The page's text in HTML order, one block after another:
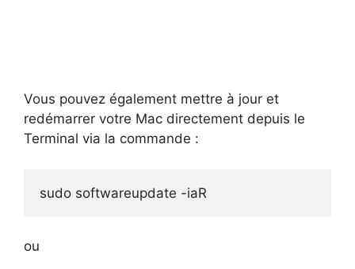
Vous pouvez également mettre à jour et
redémarrer votre Mac directement depuis le
Terminal via la commande :
sudo softwareupdate -iaR
ou